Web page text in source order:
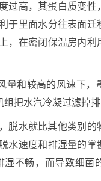
过高，其蛋白质变性
里面水分往表面迁
，在密闭保温房内利
量和较高的风速下，
把水汽冷凝过滤掉排
脱水就比其他类别的
水速度和排湿量的掌
不畅，而导致细菌